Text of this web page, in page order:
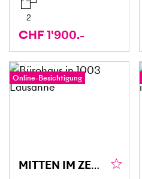
2
CHF 1'900.-
Online-Besichtigung
MITTEN IM ZENTRUM DER STADT